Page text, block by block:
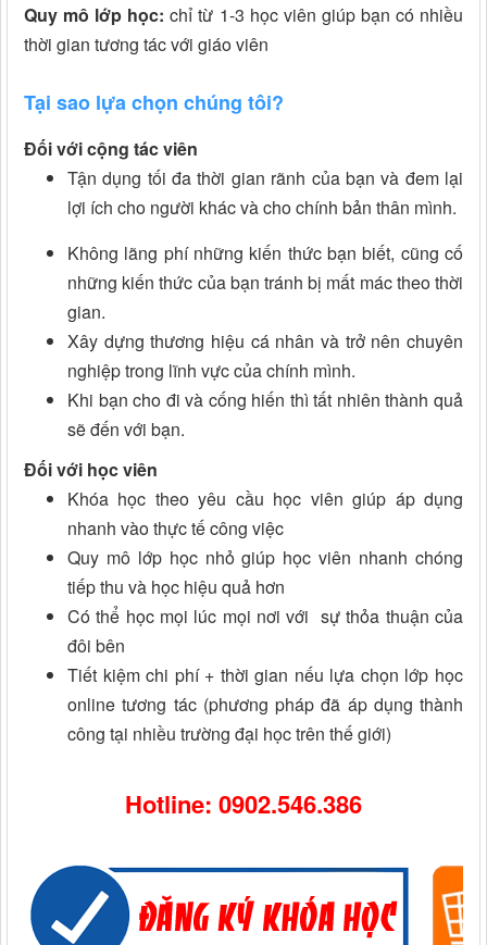
Quy mô lớp học:chỉ từ 1-3 học viên giúp bạn có nhiều
thời gian tương tác với giáo viên
Tại sao lựa chọn chúng tôi?
Đối với cộng tác viên
Tận dụng tối đa thời gian rãnh của bạn và đem lại
lợi ích cho người khác và cho chính bản thân mình.
Không lãng phí những kiến thức bạn biết, cũng cố
những kiến thức của bạn tránh bị mất mác theo thời
gian.
Xây dựng thương hiệu cá nhân và trở nên chuyên
nghiệp trong lĩnh vực của chính mình.
Khi bạn cho đi và cống hiến thì tất nhiên thành quả
sẽ đến với bạn​.
Đối với học viên
Khóa học theo yêu cầu học viên giúp áp dụng
nhanh vào thực tế công việc
Quy mô lớp học nhỏ giúp học viên nhanh chóng
tiếp thu và học hiệu quả hơn
Có thể học mọi lúc mọi nơi với sự thỏa thuận của
đôi bên
Tiết kiệm chi phí + thời gian nếu lựa chọn lớp học
online tương tác (phương pháp đã áp dụng thành
công tại nhiều trường đại học trên thế giới)
Hotline: 0902.546.386